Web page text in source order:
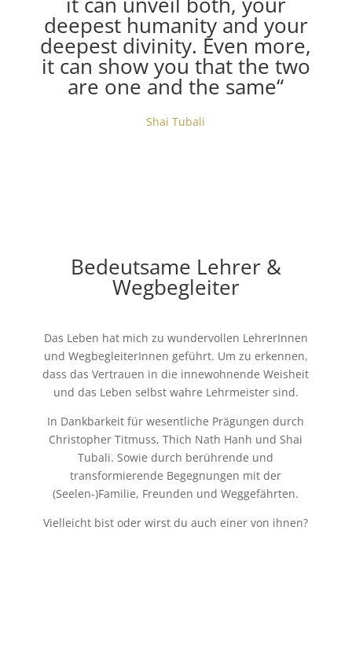
deepest humanity and your
deepest divinity. Even more,
it can show you that the two
are one and the same“
Shai Tubali
Bedeutsame Lehrer &
Wegbegleiter
Das Leben hat mich zu wundervollen LehrerInnen
und WegbegleiterInnen geführt. Um zu erkennen,
dass das Vertrauen in die innewohnende Weisheit
und das Leben selbst wahre Lehrmeister sind.
In Dankbarkeit für wesentliche Prägungen durch
Christopher Titmuss, Thich Nath Hanh und Shai
Tubali. Sowie durch berührende und
transformierende Begegnungen mit der
(Seelen-)Familie, Freunden und Weggefährten.
Vielleicht bist oder wirst du auch einer von ihnen?